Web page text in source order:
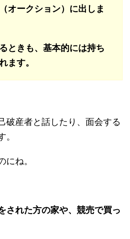
オークション）に出しま
ときも、基本的には持ち
ます。
破産者と話したり、面会する
にね。
された方の家や、競売で買っ